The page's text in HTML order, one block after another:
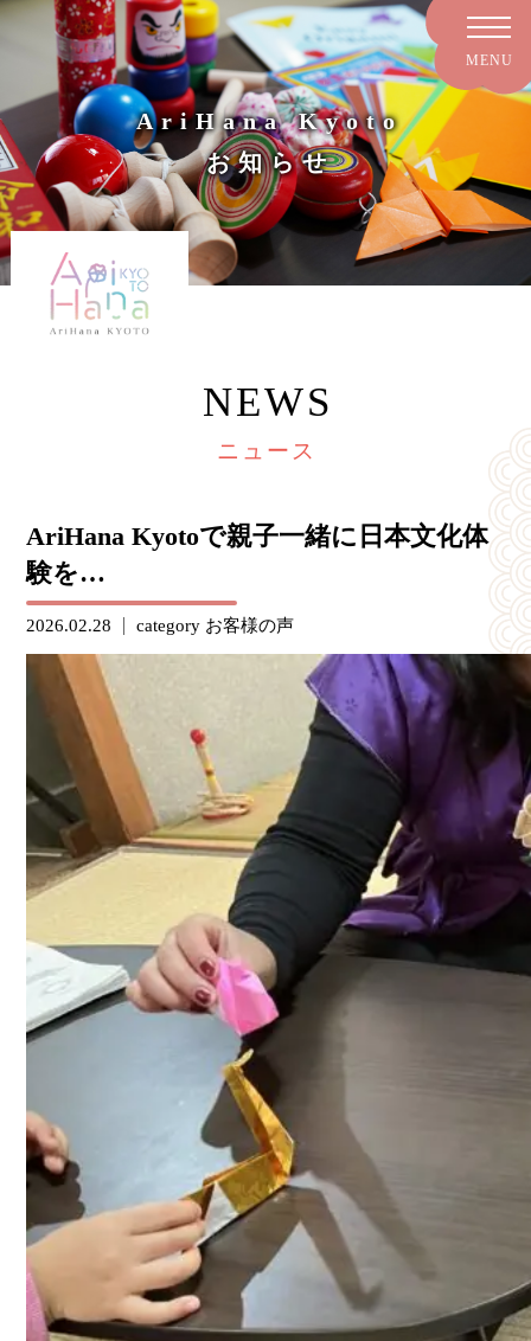
AriHana Kyoto
お知らせ
NEWS
ニュース
AriHana Kyotoで親子一緒に日本文化体
験を…
2026.02.28 category お客様の声